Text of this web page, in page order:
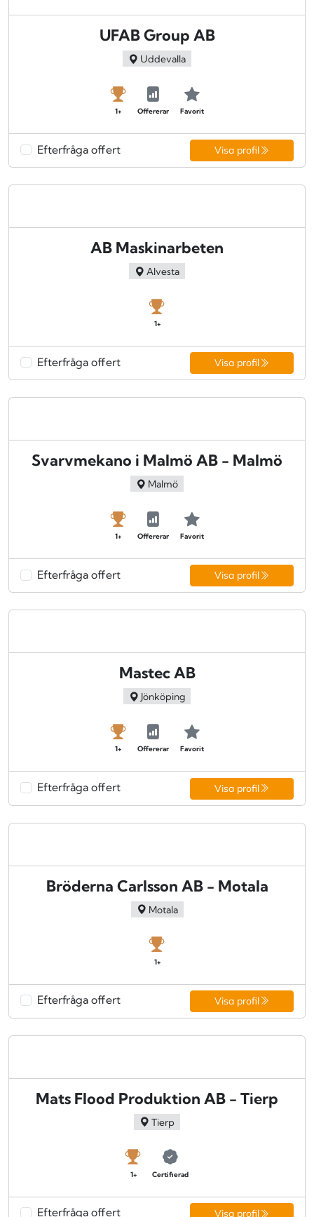
UFAB Group AB
Uddevalla
1+ Offererar Favorit
Efterfråga offert Visa profil
AB Maskinarbeten
Alvesta
1+
Efterfråga offert Visa profil
Svarvmekano i Malmö AB - Malmö
Malmö
1+ Offererar Favorit
Efterfråga offert Visa profil
Mastec AB
Jönköping
1+ Offererar Favorit
Efterfråga offert Visa profil
Bröderna Carlsson AB - Motala
Motala
1+
Efterfråga offert Visa profil
Mats Flood Produktion AB - Tierp
Tierp
1+ Certifierad
Efterfråga offert Visa profil